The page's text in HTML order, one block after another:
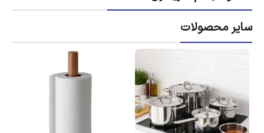
سایر محصولات